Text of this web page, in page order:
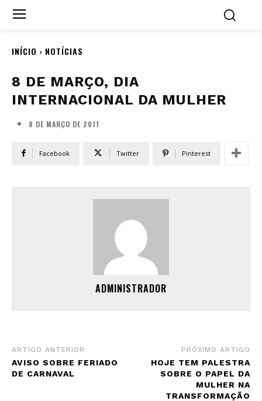
INÍCIO NOTÍCIAS
8 DE MARÇO, DIA
INTERNACIONAL DA MULHER
8 DE MARÇO DE 2011
Facebook Twitter Pinterest
ADMINISTRADOR
ARTIGO ANTERIOR
AVISO SOBRE FERIADO
DE CARNAVAL
PRÓXIMO ARTIGO
HOJE TEM PALESTRA
SOBRE O PAPEL DA
MULHER NA
TRANSFORMAÇÃO